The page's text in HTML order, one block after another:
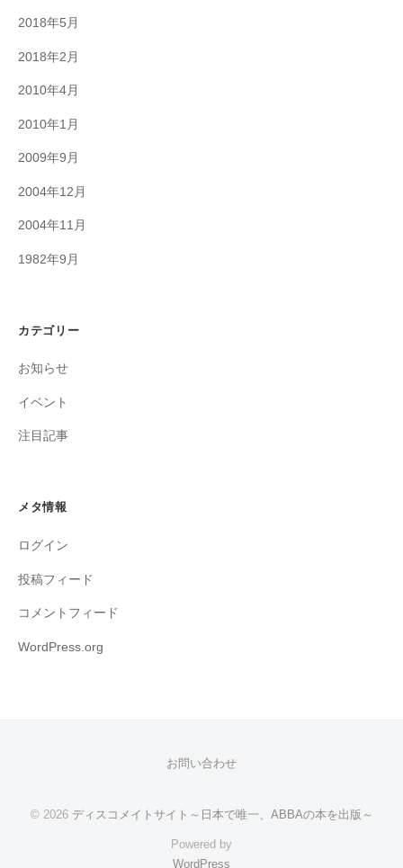
2018年5月
2018年2月
2010年4月
2010年1月
2009年9月
2004年12月
2004年11月
1982年9月
カテゴリー
お知らせ
イベント
注目記事
メタ情報
ログイン
投稿フィード
コメントフィード
WordPress.org
お問い合わせ
© 2026 ディスコメイトサイト～日本で唯一、ABBAの本を出版～
Powered by
WordPress